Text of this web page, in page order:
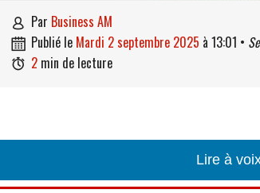
 par Business AM
 publié le mardi 2 septembre 2025 à 13:01 •
 2 min de lecture
Lire à